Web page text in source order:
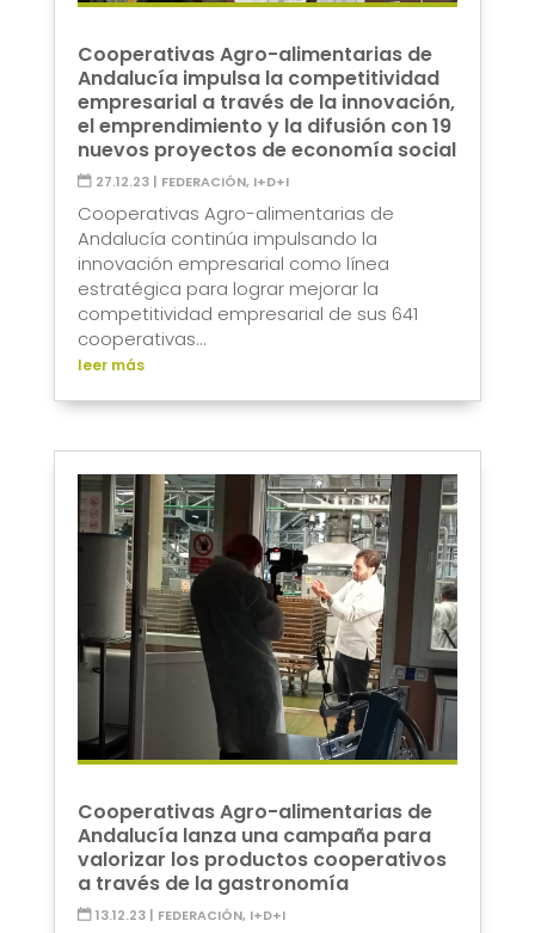
Cooperativas Agro-alimentarias de
Andalucía impulsa la competitividad
empresarial a través de la innovación,
el emprendimiento y la difusión con 19
nuevos proyectos de economía social
27.12.23| FEDERACIÓN, I+D+I
Cooperativas Agro-alimentarias de
Andalucía continúa impulsando la
innovación empresarial como línea
estratégica para lograr mejorar la
competitividad empresarial de sus 641
cooperativas...
leer más
Cooperativas Agro-alimentarias de
Andalucía lanza una campaña para
valorizar los productos cooperativos
a través de la gastronomía
13.12.23| FEDERACIÓN, I+D+I